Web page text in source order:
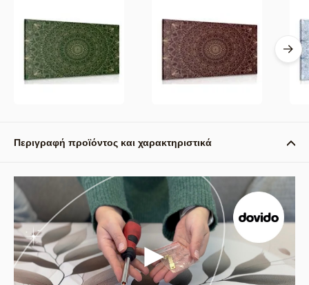
Περιγραφή προϊόντος και χαρακτηριστικά